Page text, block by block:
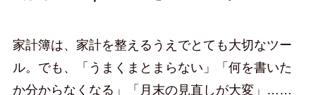
家計簿は、家計を整えるうえでとても大切なツー
ル。でも、「うまくまとまらない」「何を書いた
か分からなくなる」「月末の見直しが大変」……